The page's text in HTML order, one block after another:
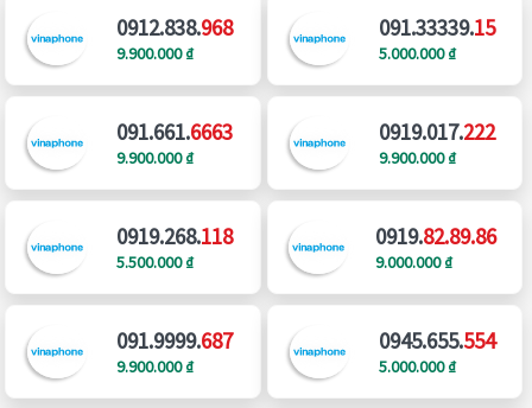
0912.838.968
9.900.000 ₫
091.33339.15
5.000.000 ₫
091.661.6663
9.900.000 ₫
0919.017.222
9.900.000 ₫
0919.268.118
5.500.000 ₫
0919.82.89.86
9.000.000 ₫
091.9999.687
9.900.000 ₫
0945.655.554
5.000.000 ₫